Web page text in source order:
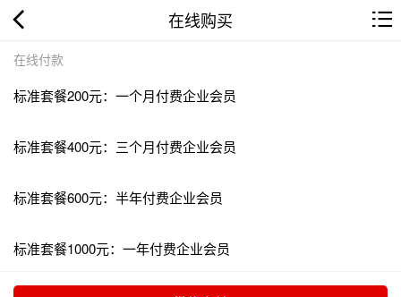
在线购买
在线付款
标准套餐200元：一个月付费企业会员
标准套餐400元：三个月付费企业会员
标准套餐600元：半年付费企业会员
标准套餐1000元：一年付费企业会员